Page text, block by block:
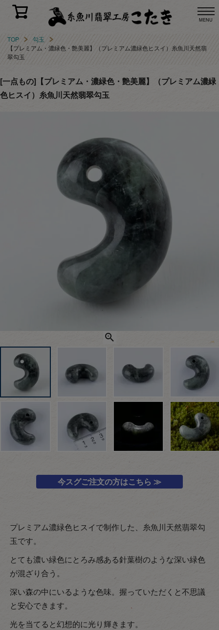
MENU
TOP
勾玉
【プレミアム・濃緑色・艶美麗】（プレミアム濃緑色ヒスイ）糸魚川天然翡
翠勾玉
[一点もの]【プレミアム・濃緑色・艶美麗】（プレミアム濃緑
色ヒスイ）糸魚川天然翡翠勾玉
今スグご注文の方はこちら ≫
プレミアム濃緑色ヒスイで制作した、糸魚川天然翡翠勾
玉です。
とても濃い緑色にとろみ感ある針葉樹のような深い緑色
が混ざり合う。
深い森の中にいるような色味。握っていただくと不思議
と安心できます。
光を当てると幻想的に光り輝きます。